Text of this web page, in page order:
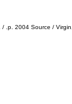
.p. 2004 Source /